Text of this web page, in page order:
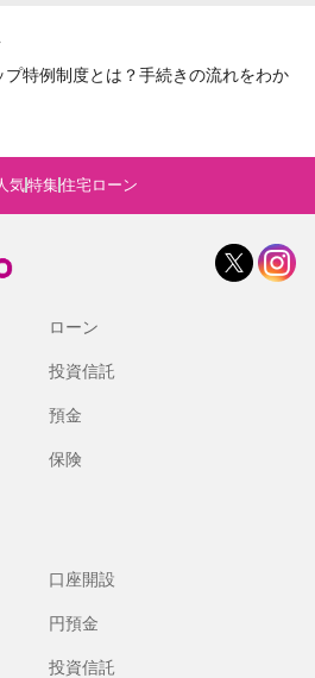
気特集住宅ローン
特例制度とは？手続きの流れをわか
ローン
投資信託
預金
保険
口座開設
円預金
投資信託